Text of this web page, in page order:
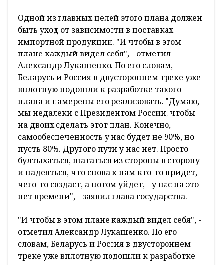
Одной из главных целей этого плана должен
быть уход от зависимости в поставках
импортной продукции. "И чтобы в этом
плане каждый видел себя", - отметил
Александр Лукашенко. По его словам,
Беларусь и Россия в двустороннем треке уже
вплотную подошли к разработке такого
плана и намерены его реализовать. "Думаю,
мы недалеки с Президентом России, чтобы
на двоих сделать этот план. Конечно,
самообеспеченность у нас будет не 90%, но
пусть 80%. Другого пути у нас нет. Просто
бултыхаться, шататься из стороны в сторону
и надеяться, что снова к нам кто-то придет,
чего-то создаст, а потом уйдет, - у нас на это
нет времени", - заявил глава государства.
"И чтобы в этом плане каждый видел себя", -
отметил Александр Лукашенко. По его
словам, Беларусь и Россия в двустороннем
треке уже вплотную подошли к разработке